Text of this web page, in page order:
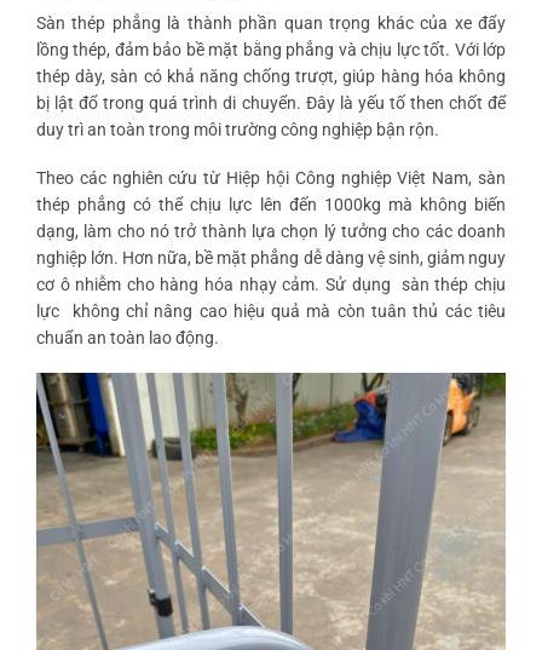
Sàn thép phẳng là thành phần quan trọng khác của xe đẩy
lồng thép, đảm bảo bề mặt bằng phẳng và chịu lực tốt. Với lớp
thép dày, sàn có khả năng chống trượt, giúp hàng hóa không
bị lật đổ trong quá trình di chuyển. Đây là yếu tố then chốt để
duy trì an toàn trong môi trường công nghiệp bận rộn.
Theo các nghiên cứu từ Hiệp hội Công nghiệp Việt Nam, sàn
thép phẳng có thể chịu lực lên đến 1000kg mà không biến
dạng, làm cho nó trở thành lựa chọn lý tưởng cho các doanh
nghiệp lớn. Hơn nữa, bề mặt phẳng dễ dàng vệ sinh, giảm nguy
cơ ô nhiễm cho hàng hóa nhạy cảm. Sử dụng
sàn thép chịu
lực
không chỉ nâng cao hiệu quả mà còn tuân thủ các tiêu
chuẩn an toàn lao động.